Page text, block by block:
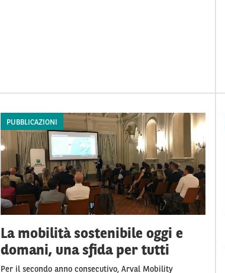
PUBBLICAZIONI
La mobilità sostenibile oggi e
domani, una sfida per tutti
Per il secondo anno consecutivo, Arval Mobility